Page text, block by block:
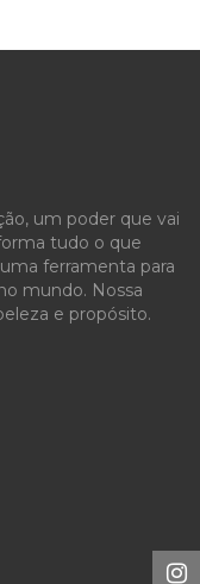
um poder que vai
tudo o que
ferramenta para
mundo. Nossa
e propósito.